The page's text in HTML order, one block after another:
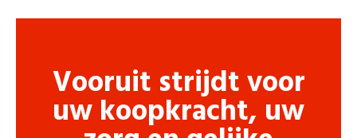
Vooruit strijdt voor
uw koopkracht, uw